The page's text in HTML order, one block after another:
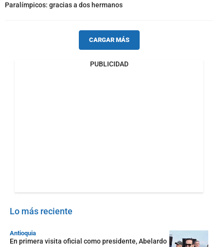
Paralímpicos: gracias a dos hermanos
CARGAR MÁS
PUBLICIDAD
Lo más reciente
Antioquia
En primera visita oficial como presidente, Abelardo